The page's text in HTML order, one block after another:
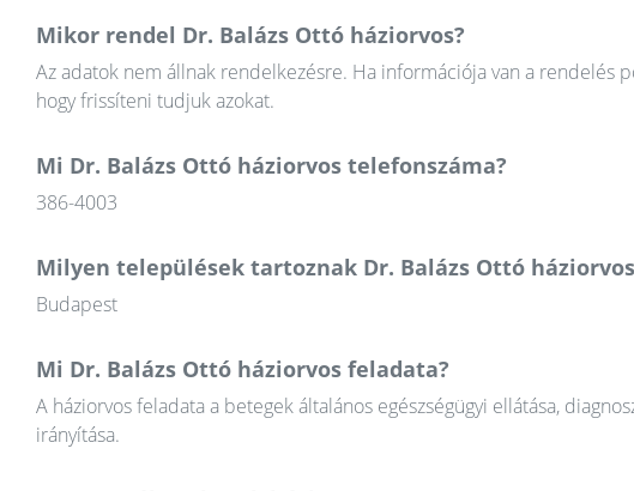
Mikor rendel Dr. Balázs Ottó háziorvos?
Az adatok nem állnak rendelkezésre. Ha információja van a
hogy frissíteni tudjuk azokat.
Mi Dr. Balázs Ottó háziorvos telefonszáma?
386-4003
Milyen települések tartoznak Dr. Balázs Ottó
Budapest
Mi Dr. Balázs Ottó háziorvos feladata?
A háziorvos feladata a betegek általános egészségügyi ellátása,
irányítása.